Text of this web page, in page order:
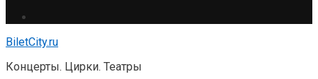
BiletCity.ru
Концерты. Цирки. Театры